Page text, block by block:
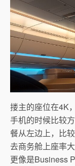
搂主的座位在4K
手机的时候比较
餐从左边上，比
去商务舱上座率
更像是Business